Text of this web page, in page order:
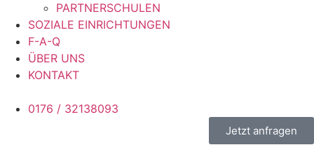
PARTNERSCHULEN
SOZIALE EINRICHTUNGEN
F-A-Q
ÜBER UNS
KONTAKT
0176 / 32138093
Jetzt anfragen